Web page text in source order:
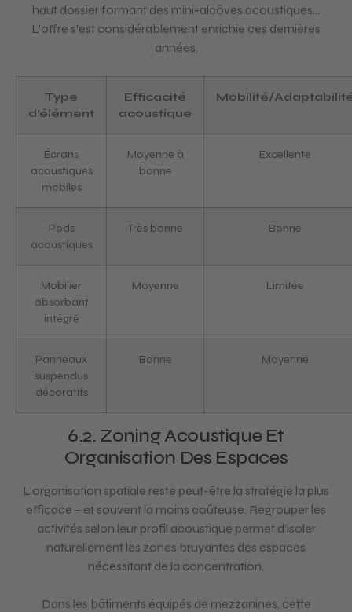
haut dossier formant des mini-alcôves acoustiques…
L’offre s’est considérablement enrichie ces dernières
années.
Type
d’élément
Efficacité
acoustique
Mobilité/
Écrans
acoustiques
mobiles
Moyenne à
bonne
Excellente
Pods
acoustiques
Très bonne Bonne
Mobilier
absorbant
intégré
Moyenne Limitée
Panneaux
suspendus
décoratifs
Bonne Moyenne
6.2. Zoning Acoustique Et
Organisation Des Espaces
L’organisation spatiale reste peut-être la stratégie la plus
efficace – et souvent la moins coûteuse. Regrouper les
activités selon leur profil acoustique permet d’isoler
naturellement les zones bruyantes des espaces
nécessitant de la concentration.
Dans les bâtiments équipés de mezzanines, cette